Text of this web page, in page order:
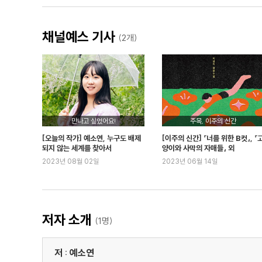
채널예스 기사 (2개)
만나고 싶었어요!
[오늘의 작가] 예소연, 누구도 배제
되지 않는 세계를 찾아서
2023년 08월 02일
주목, 이주의 신간
[이주의 신간] 『너를 위한 B컷』, 『
양이와 사막의 자매들』 외
2023년 06월 14일
저자 소개 (1명)
저 : 예소연